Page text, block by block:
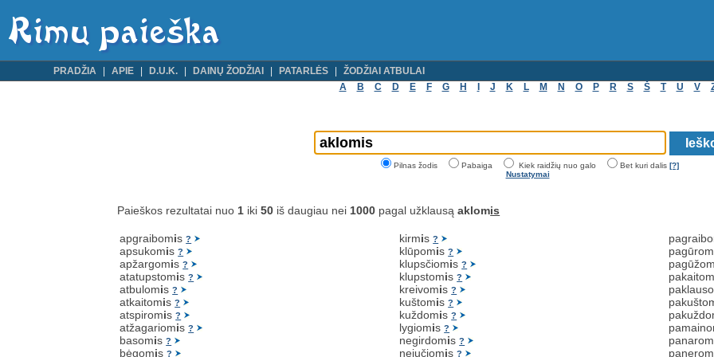
PRADŽIA APIE D.U.K. DAINŲ ŽODŽIAI PATARLĖS
ŽODŽIAI ATBULAI
A
B C D E F G H J K L M N O P R S Š T U V
Pilnas žodis Pabaiga Kiek raidžių nuo galo Bet kuri dalis [?]
Nustatymai
Paieškos rezultatai nuo 1 iki50 iš daugiau nei 1000 pagal užklausąaklomis
apgraibomis?
apsukomis?
apžargomis?
atatupstomis?
atbulomis?
atkaitomis?
atspiromis?
atžagariomis?
basomis?
bėgomis?
kirmis?
klūpomis?
klupsčiomis?
klupstomis?
kreivomis?
kuštomis?
kuždomis?
lygiomis?
negirdomis?
nejučiomis?
pagūrom
pagūžom
pakaitom
panarom
panerom